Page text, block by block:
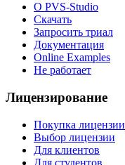
О PVS-Studio
Скачать
Запросить триал
Документация
Online Examples
Не работает
Лицензирование
Покупка лицензии
Выбор лицензии
Для клиентов
Для студентов